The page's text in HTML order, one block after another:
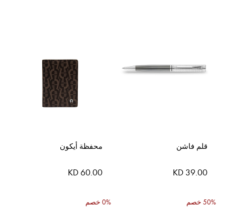
قلم فاشن
KD 39.00
محفظة أيكون
KD 60.00
50% خصم 0% خصم